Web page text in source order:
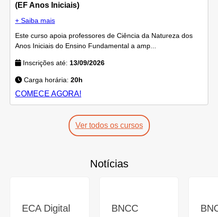
(EF Anos Iniciais)
+ Saiba mais
Este curso apoia professores de Ciência da Natureza dos
Anos Iniciais do Ensino Fundamental a amp...
Inscrições até: 13/09/2026
Carga horária: 20h
COMECE AGORA!
Ver todos os cursos
Notícias
ECA Digital
BNCC